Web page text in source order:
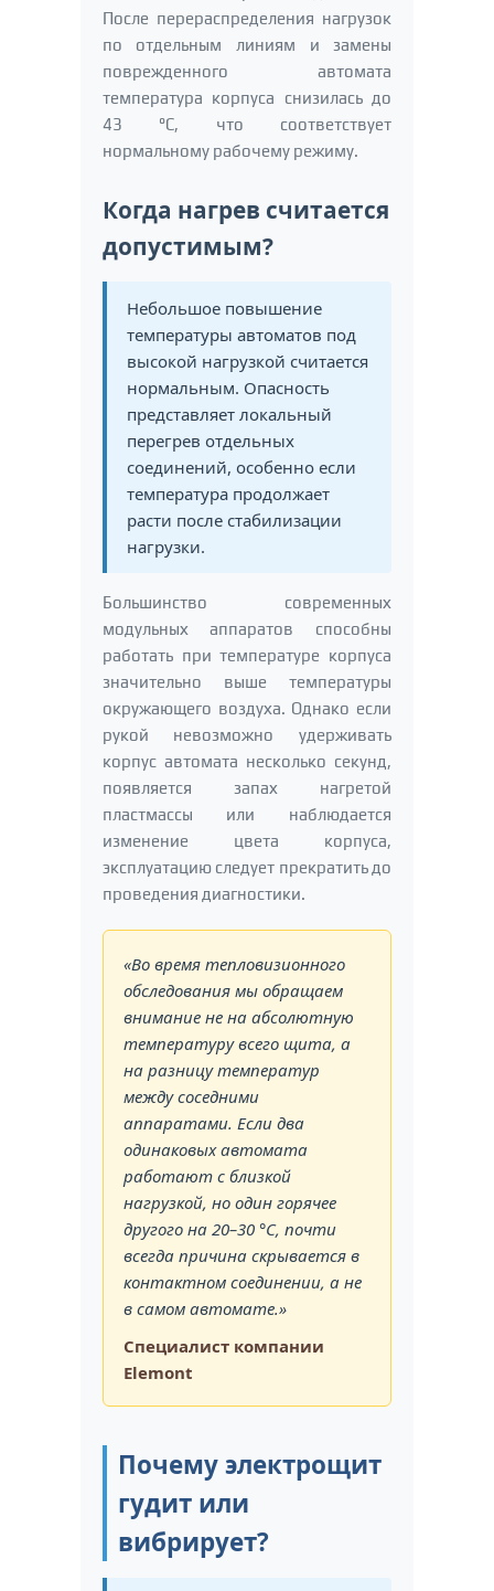
После перераспределения нагрузок
по отдельным линиям и замены
поврежденного автомата
температура корпуса снизилась до
43 °C, что соответствует
нормальному рабочему режиму.
Когда нагрев считается
допустимым?
Небольшое повышение
температуры автоматов под
высокой нагрузкой считается
нормальным. Опасность
представляет локальный
перегрев отдельных
соединений, особенно если
температура продолжает
расти после стабилизации
нагрузки.
Большинство современных
модульных аппаратов способны
работать при температуре корпуса
значительно выше температуры
окружающего воздуха. Однако если
рукой невозможно удерживать
корпус автомата несколько секунд,
появляется запах нагретой
пластмассы или наблюдается
изменение цвета корпуса,
эксплуатацию следует прекратить до
проведения диагностики.
«Во время тепловизионного
обследования мы обращаем
внимание не на абсолютную
температуру всего щита, а
на разницу температур
между соседними
аппаратами. Если два
одинаковых автомата
работают с близкой
нагрузкой, но один горячее
другого на 20–30 °C, почти
всегда причина скрывается в
контактном соединении, а не
в самом автомате.»
Специалист компании
Elemont
Почему электрощит
гудит или
вибрирует?